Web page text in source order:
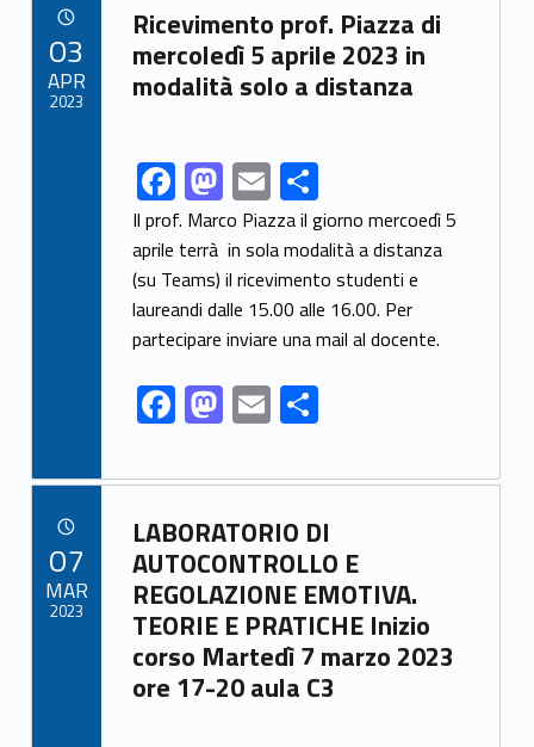
o
o
o
n
Link identifier archive #link-archive-93718
Ricevimento prof. Piazza di
mercoledì 5 aprile 2023 in
modalità solo a distanza
Link identifier share facebook archive #share-link-archive-20920F
ac
e
b
o
o
k
M
as
to
d
o
n
E
m
ai
l
S
h
ar
e
Il prof. Marco Piazza il giorno mercoedì 5
aprile terrà in sola modalità a distanza
(su Teams) il ricevimento studenti e
laureandi dalle 15.00 alle 16.00. Per
partecipare inviare una mail al docente.
F
ac
e
b
o
o
k
M
as
to
d
o
n
E
m
ai
l
S
ar
e
03
APR
2023
Link identifier archive #link-archive-94410
LABORATORIO DI
AUTOCONTROLLO E
REGOLAZIONE EMOTIVA.
TEORIE E PRATICHE Inizio
corso Martedì 7 marzo 2023
ore 17-20 aula C3
07
MAR
2023